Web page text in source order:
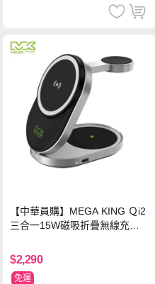
【中華員購】MEGA KING Ｑi2
三合一15W磁吸折疊無線充電
$2,290
免運